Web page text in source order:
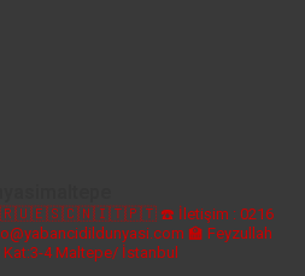
☎️ İletişim : 0216
🏫 Feyzullah
4 Maltepe/ İstanbul